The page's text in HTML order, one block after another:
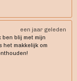
een jaar geleden
ben blij met mijn
het makkelijk om